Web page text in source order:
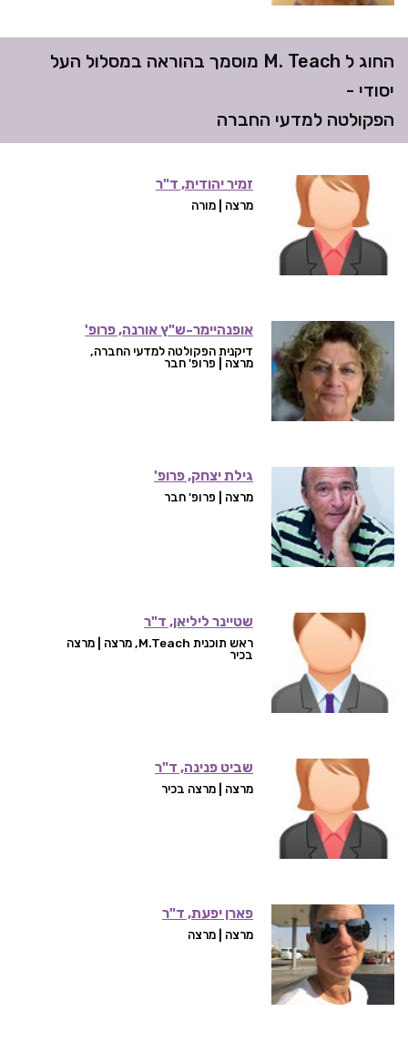
החוג ל M. Teach מוסמך בהוראה במסלול העל
יסודי -
הפקולטה למדעי החברה
זמיר יהודית, ד"ר
מרצה | מורה
אופנהיימר-ש"ץ אורנה, פרופ'
דיקנית הפקולטה למדעי החברה,
מרצה | פרופ' חבר
גילת יצחק, פרופ'
מרצה | פרופ' חבר
שטיינר ליליאן, ד"ר
ראש תוכנית M.Teach, מרצה | מרצה
בכיר
שביט פנינה, ד"ר
מרצה | מרצה בכיר
פארן יפעת, ד"ר
מרצה | מרצה